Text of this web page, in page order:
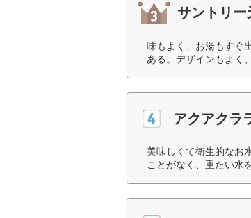
サントリ
味もよく、お湯もすぐ
ある。デザインもよく
アクアクラ
美味しくて衛生的なお
ことがなく、重たい水